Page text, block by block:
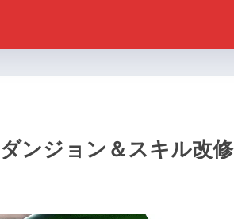
ンジョン＆スキル改修